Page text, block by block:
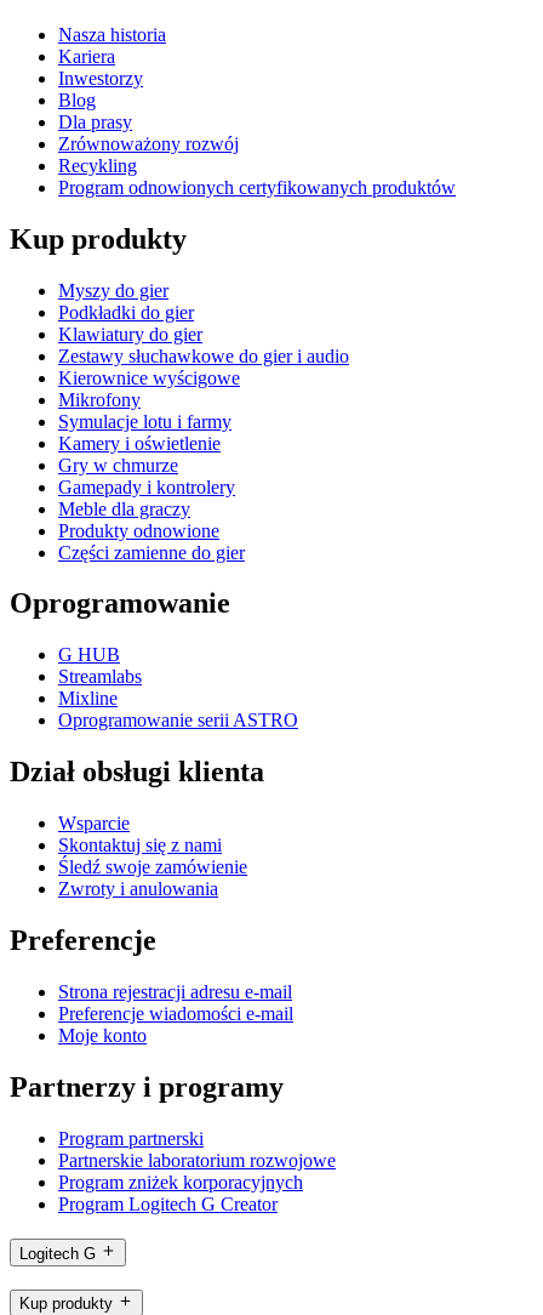
Nasza historia
Kariera
Inwestorzy
Blog
Dla prasy
Zrównoważony rozwój
Recykling
Program odnowionych certyfikowanych produktów
Kup produkty
Myszy do gier
Podkładki do gier
Klawiatury do gier
Zestawy słuchawkowe do gier i audio
Kierownice wyścigowe
Mikrofony
Symulacje lotu i farmy
Kamery i oświetlenie
Gry w chmurze
Gamepady i kontrolery
Meble dla graczy
Produkty odnowione
Części zamienne do gier
Oprogramowanie
G HUB
Streamlabs
Mixline
Oprogramowanie serii ASTRO
Dział obsługi klienta
Wsparcie
Skontaktuj się z nami
Śledź swoje zamówienie
Zwroty i anulowania
Preferencje
Strona rejestracji adresu e-mail
Preferencje wiadomości e-mail
Moje konto
Partnerzy i programy
Program partnerski
Partnerskie laboratorium rozwojowe
Program zniżek korporacyjnych
Program Logitech G Creator
Logitech G
Kup produkty